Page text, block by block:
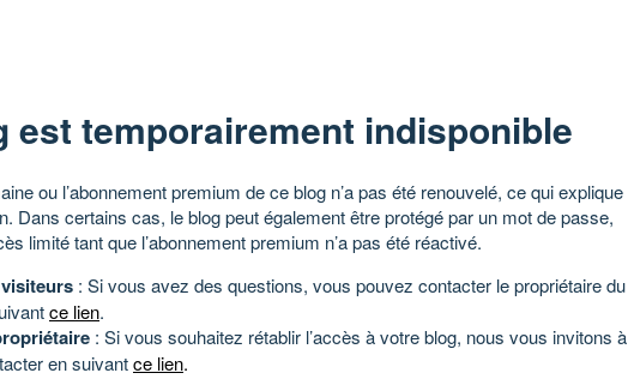
est temporairement indisponible
ou l’abonnement premium de ce blog n’a pas été renouvelé, ce qui explique
Dans certains cas, le blog peut également être protégé par un mot de passe,
limité tant que l’abonnement premium n’a pas été réactivé.
: Si vous avez des questions, vous pouvez contacter le propriétaire du
ce lien.
: Si vous souhaitez rétablir l’accès à votre blog, nous vous invitons à
en suivantce lien.